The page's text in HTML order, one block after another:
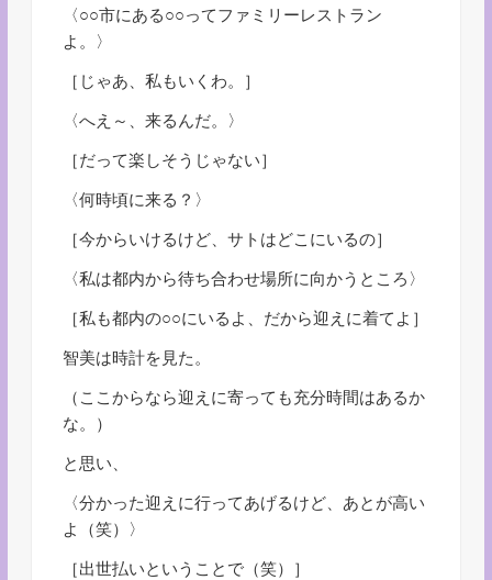
〈○○市にある○○ってファミリーレストラン
よ。〉
［じゃあ、私もいくわ。］
〈へえ～、来るんだ。〉
［だって楽しそうじゃない］
〈何時頃に来る？〉
［今からいけるけど、サトはどこにいるの］
〈私は都内から待ち合わせ場所に向かうところ〉
［私も都内の○○にいるよ、だから迎えに着てよ］
智美は時計を見た。
（ここからなら迎えに寄っても充分時間はあるか
な。）
と思い、
〈分かった迎えに行ってあげるけど、あとが高い
よ（笑）〉
［出世払いということで（笑）］